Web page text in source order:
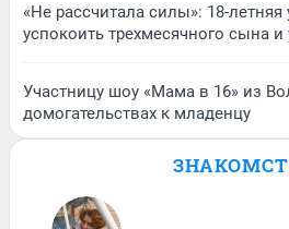
«Не рассчитала силы»: 18-
успокоить трехмесячного сына и
Участницу шоу «Мама в 16» из
домогательствах к младенцу